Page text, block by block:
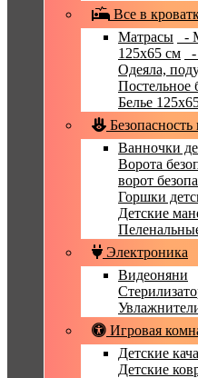
Все в
Матрасы
-
125x65 см
Одеяла,
Постельное
Белье
Безопасность
Ванночки
Ворота
ворот
Горшки
Детские
Электроника
Видеоняни
Игровая
Детские
Детские